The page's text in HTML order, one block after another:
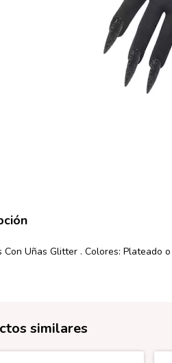
Con Uñas Glitter . Colores: Plateado
similares